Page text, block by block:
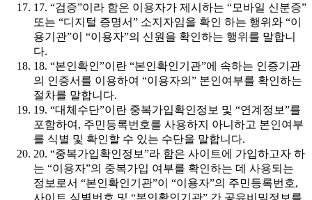
17. “검증”이라 함은 이용자가 제시하는 “모바일 신분증”
또는 “디지털 증명서” 소지자임을 확인 하는 행위와 “이
용기관”이 “이용자”의 신원을 확인하는 행위를 말합니
다.
18. “본인확인”이란 “본인확인기관”에 속하는 인증기관
의 인증서를 이용하여 “이용자의” 본인여부를 확인하는
절차를 말합니다.
19. “대체수단”이란 중복가입확인정보 및 “연계정보”를
포함하여, 주민등록번호를 사용하지 아니하고 본인여부
를 식별 및 확인할 수 있는 수단을 말합니다.
20. “중복가입확인정보”라 함은 사이트에 가입하고자 하
는 “이용자”의 중복가입 여부를 확인하는 데 사용되는
정보로서 “본인확인기관”이 “이용자”의 주민등록번호,